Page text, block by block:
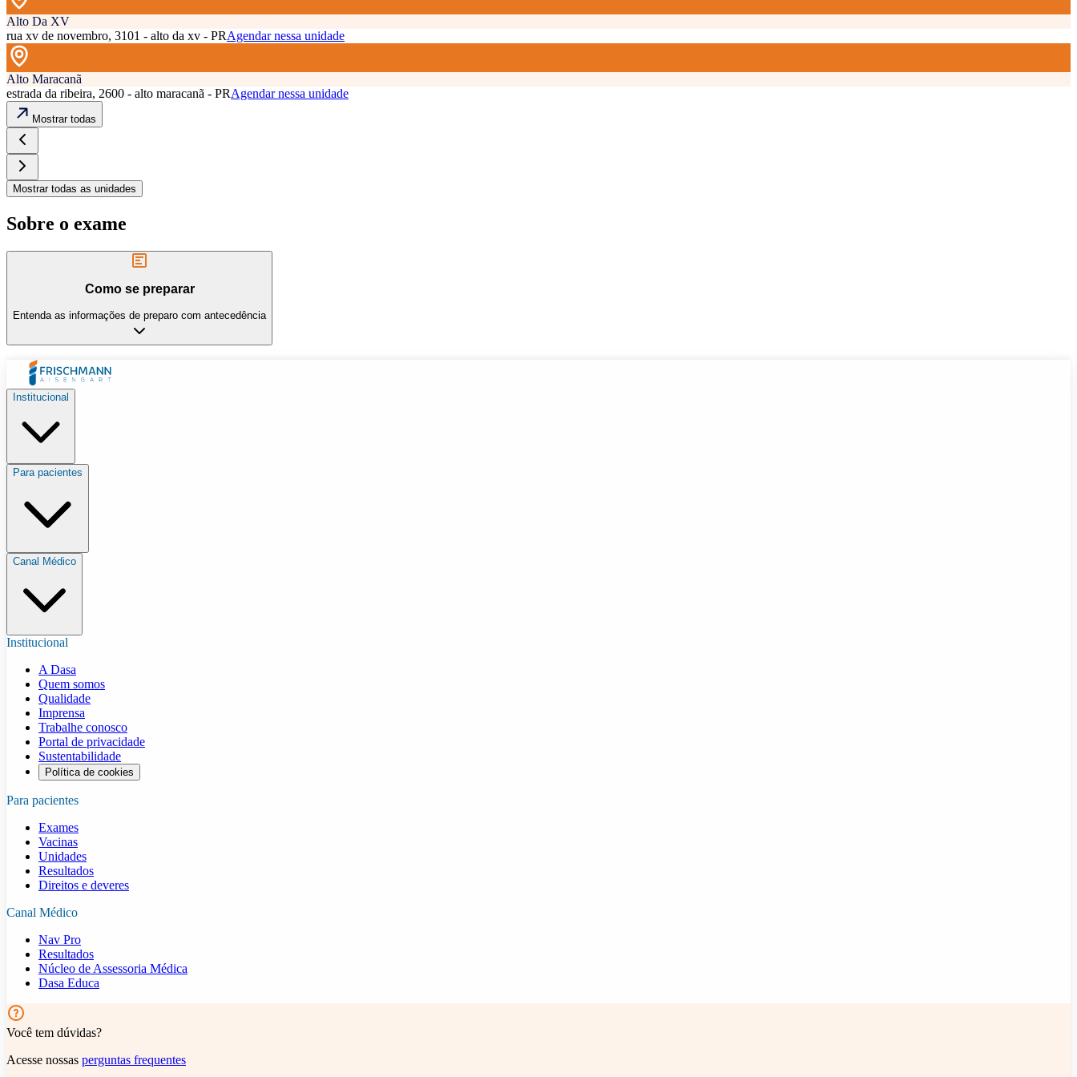
Alto Da XV
rua xv de novembro, 3101 - alto da xv - PRAgendar nessa unidade
Alto Maracanã
estrada da ribeira, 2600 - alto maracanã - PRAgendar nessa unidade
Mostrar todas
Mostrar todas as unidades
Sobre o exame
Como se preparar
Entenda as informações de preparo com antecedência
Institucional
Para pacientes
Canal Médico
Institucional
A Dasa
Quem somos
Qualidade
Imprensa
Trabalhe conosco
Portal de privacidade
Sustentabilidade
Política de cookies
Para pacientes
Exames
Vacinas
Unidades
Resultados
Direitos e deveres
Canal Médico
Nav Pro
Resultados
Núcleo de Assessoria Médica
Dasa Educa
Você tem dúvidas?
Acesse nossas perguntas frequentes